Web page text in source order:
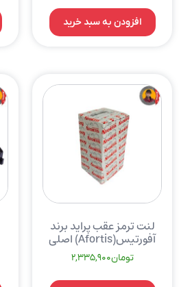
افزودن به سبد خرید
لنت ترمز عقب پراید برند
آفورتیس(Afortis) اصلی
تومان2,335,900